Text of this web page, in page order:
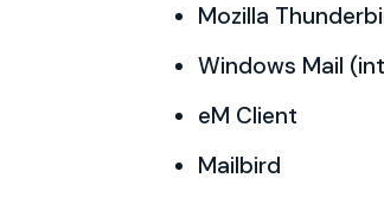
Mozilla
Windows Mail
eM Client
Mailbird